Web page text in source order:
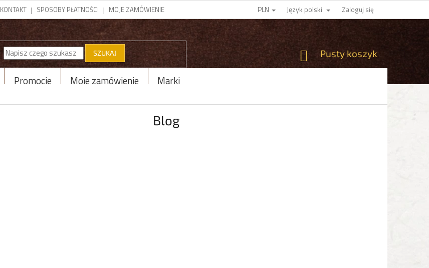
KONTAKT SPOSOBY PŁATNOŚCI MOJE ZAMÓWIENIE PLN Język polski Zaloguj się
SZUKAJ KOSZYK
Pusty koszyk
Promocje Moje zamówienie Marki
Blog